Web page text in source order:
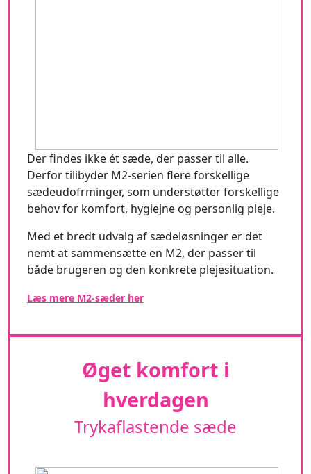
Der findes ikke ét sæde, der passer til alle.
Derfor tilibyder M2-serien flere forskellige
sædeudofrminger, som understøtter forskellige
behov for komfort, hygiejne og personlig pleje.
Med et bredt udvalg af sædeløsninger er det
nemt at sammensætte en M2, der passer til
både brugeren og den konkrete plejesituation.
Læs mere M2-sæder her
Øget komfort i
hverdagen
Trykaflastende sæde